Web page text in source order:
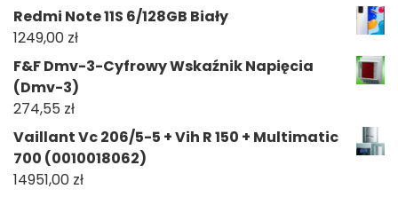
Redmi Note 11S 6/128GB Biały
1249,00 zł
F&F Dmv-3-Cyfrowy Wskaźnik Napięcia
(Dmv-3)
274,55 zł
Vaillant Vc 206/5-5 + Vih R 150 + Multimatic
700 (0010018062)
14951,00 zł